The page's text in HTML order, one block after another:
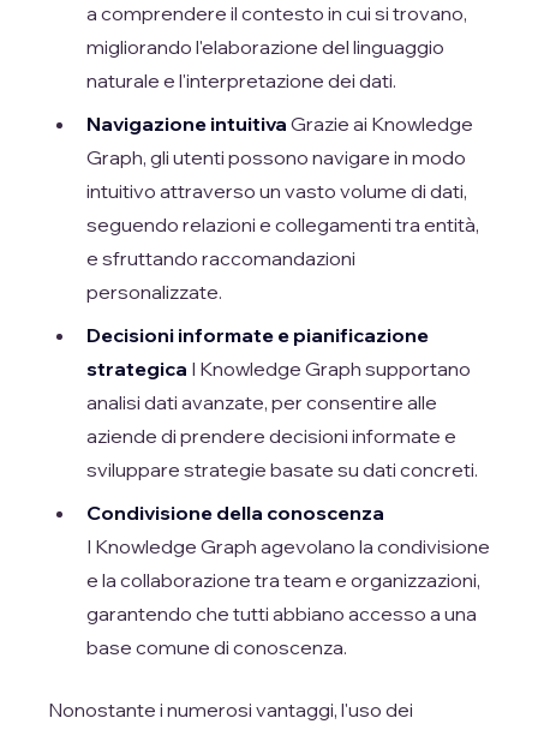
a comprendere il contesto in cui si trovano,
migliorando l'elaborazione del linguaggio
naturale e l'interpretazione dei dati.
Navigazione intuitiva Grazie ai Knowledge
Graph, gli utenti possono navigare in modo
intuitivo attraverso un vasto volume di dati,
seguendo relazioni e collegamenti tra entità,
e sfruttando raccomandazioni
personalizzate.
Decisioni informate e pianificazione
strategica I Knowledge Graph supportano
analisi dati avanzate, per consentire alle
aziende di prendere decisioni informate e
sviluppare strategie basate su dati concreti.
Condivisione della conoscenza
I Knowledge Graph agevolano la condivisione
e la collaborazione tra team e organizzazioni,
garantendo che tutti abbiano accesso a una
base comune di conoscenza.
Nonostante i numerosi vantaggi, l'uso dei